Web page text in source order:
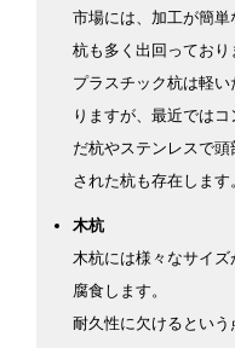
市場には、加工が簡
杭も多く出回っており
プラスチック杭は軽
りますが、最近では
だ杭やステンレスで
された杭も存在します
木杭
木杭には様々なサイ
腐食します。
耐久性に欠けるという